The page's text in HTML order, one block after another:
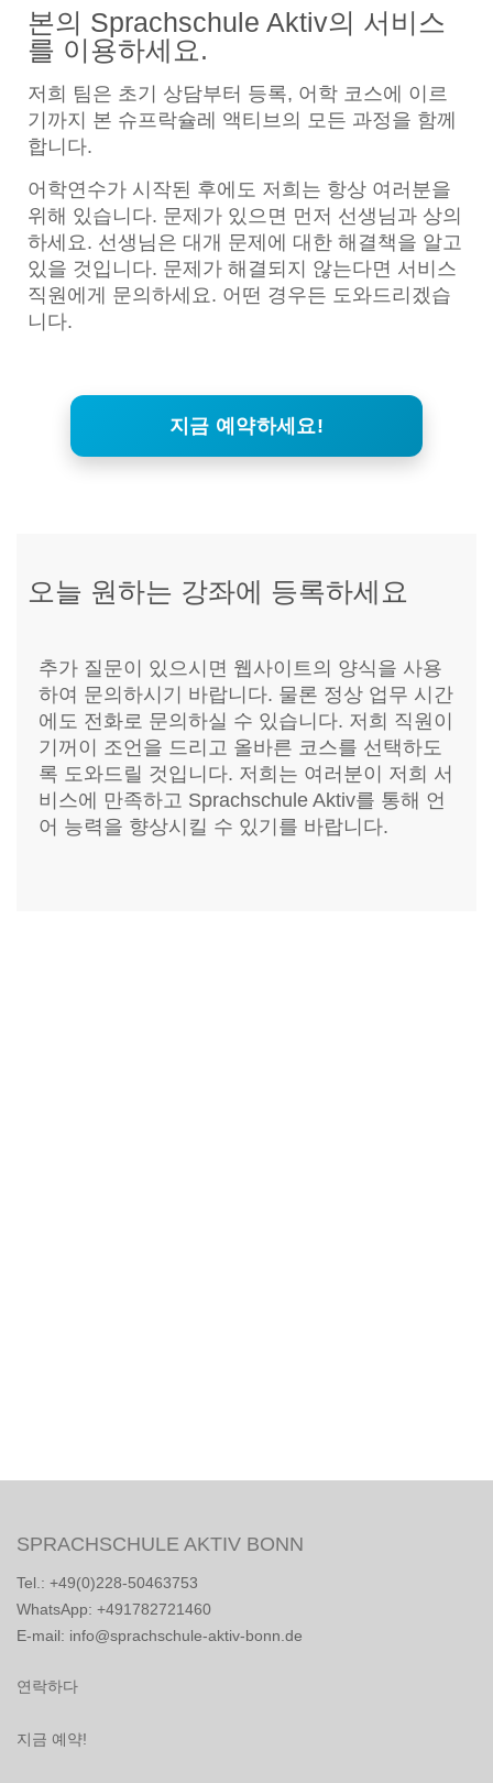
본의 Sprachschule Aktiv의 서비스
를 이용하세요.
저희 팀은 초기 상담부터 등록, 어학 코스에 이르
기까지 본 슈프락슐레 액티브의 모든 과정을 함께
합니다.
어학연수가 시작된 후에도 저희는 항상 여러분을
위해 있습니다. 문제가 있으면 먼저 선생님과 상의
하세요. 선생님은 대개 문제에 대한 해결책을 알고
있을 것입니다. 문제가 해결되지 않는다면 서비스
직원에게 문의하세요. 어떤 경우든 도와드리겠습
니다.
지금 예약하세요!
오늘 원하는 강좌에 등록하세요
추가 질문이 있으시면 웹사이트의 양식을 사용
하여 문의하시기 바랍니다. 물론 정상 업무 시간
에도 전화로 문의하실 수 있습니다. 저희 직원이
기꺼이 조언을 드리고 올바른 코스를 선택하도
록 도와드릴 것입니다. 저희는 여러분이 저희 서
비스에 만족하고 Sprachschule Aktiv를 통해 언
어 능력을 향상시킬 수 있기를 바랍니다.
SPRACHSCHULE AKTIV BONN
Tel.: +49(0)228-50463753
WhatsApp: +491782721460
E-mail: info@sprachschule-aktiv-bonn.de
연락하다
지금 예약!